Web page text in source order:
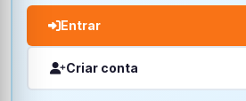
Entrar
Criar conta